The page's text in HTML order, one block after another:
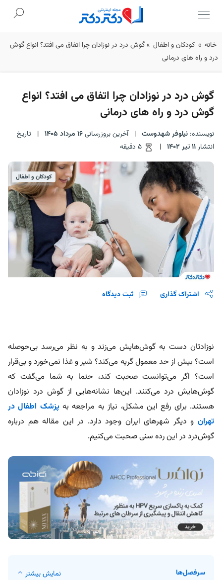
Skip
to
خانه » کودکان و اطفال »گوش درد در نوزادان چرا اتفاق می افتد؟ انواع گوش
درد و راه های درمانی
گوش درد در نوزادان چرا اتفاق می افتد؟ انواع
گوش درد و راه های درمانی
نویسنده: نیلوفر شهدوست | آخرین بروزرسانی16 مرداد 1405 |
تاریخ
انتشار11 تیر 1402 |
کودکان و اطفال
اشتراک گذاری ثبت دیدگاه
نوزادتان دست به گوش‌هایش می‌زند و به نظر می‌رسد بی‌حوصله
است؟ بیش از حد معمول گریه می‌کند؟ شیر و غذا نمی‌خورد و بی‌قرار
است؟ اگر می‌توانست صحبت کند، حتما به شما می‌گفت که
گوش‌هایش درد می‌کنند. این‌ها نشانه‌هایی از گوش درد نوزادان
هستند. برای رفع این مشکل، نیاز به مراجعه به پزشک اطفال در
تهران و دیگر شهرهای ایران وجود دارد. در این مقاله هم درباره
گوش‌درد در این رده سنی صحبت می‌کنیم.
سرفصل‌ها نمایش بیشتر